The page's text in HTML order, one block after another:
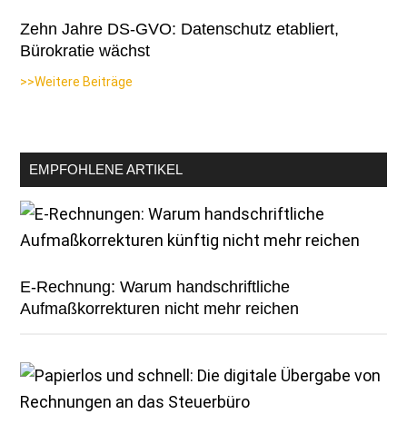
Zehn Jahre DS-GVO: Datenschutz etabliert,
Bürokratie wächst
>>Weitere Beiträge
EMPFOHLENE ARTIKEL
E-Rechnung: Warum handschriftliche
Aufmaßkorrekturen nicht mehr reichen